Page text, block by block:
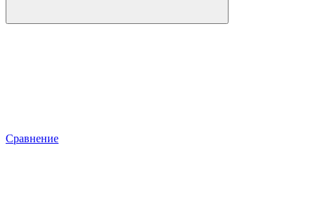
Сравнение